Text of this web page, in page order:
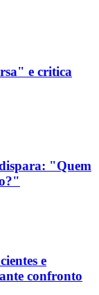
e critica
"Quem
e
confronto